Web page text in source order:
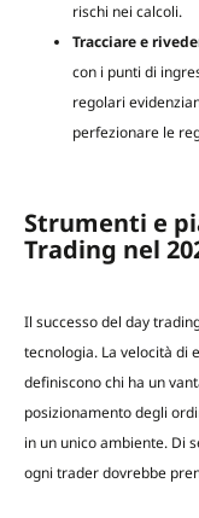
rischi nei calcoli.
Tracciare e
con i punti di
regolari
perfezionare le
Strumenti e
Trading nel
Il successo del day
tecnologia. La velocità di
definiscono chi ha un
posizionamento degli
in un unico ambiente. Di
ogni trader dovrebbe